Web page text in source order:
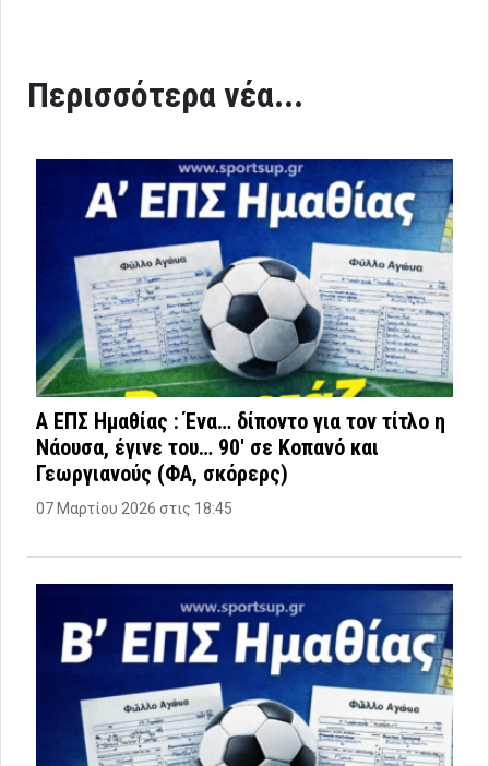
Περισσότερα νέα...
Α ΕΠΣ Ημαθίας : Ένα… δίποντο για τον τίτλο η
Νάουσα, έγινε του… 90′ σε Κοπανό και
Γεωργιανούς (ΦΑ, σκόρερς)
07 Μαρτίου 2026 στις 18:45